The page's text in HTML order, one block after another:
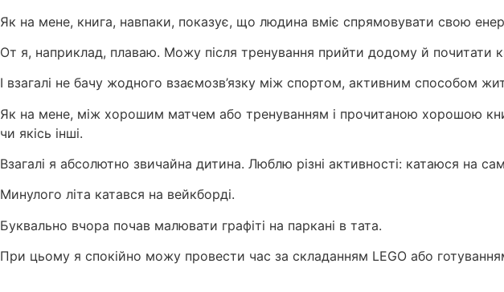
Як на мене, книга, навпаки, показує, що людина вміє спрямовувати свою
От я, наприклад, плаваю. Можу після тренування прийти додому й почитати
І взагалі не бачу жодного взаємозв’язку між спортом, активним способом
Як на мене, між хорошим матчем або тренуванням і прочитаною хорошою
чи якісь інші.
Взагалі я абсолютно звичайна дитина. Люблю різні активності: катаюся на
Минулого літа катався на вейкборді.
Буквально вчора почав малювати графіті на паркані в тата.
При цьому я спокійно можу провести час за складанням LEGO або